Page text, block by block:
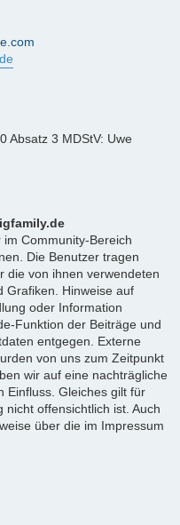
Absatz 3 MDStV: Uwe
Community-Bereich
Die Benutzer tragen
die von ihnen verwendeten
Grafiken. Hinweise auf
oder Information
Funktion der Beiträge und
entgegen. Externe
von uns zum Zeitpunkt
wir auf eine nachträgliche
Einfluss. Gleiches gilt für
offensichtlich ist. Auch
über die im Impressum